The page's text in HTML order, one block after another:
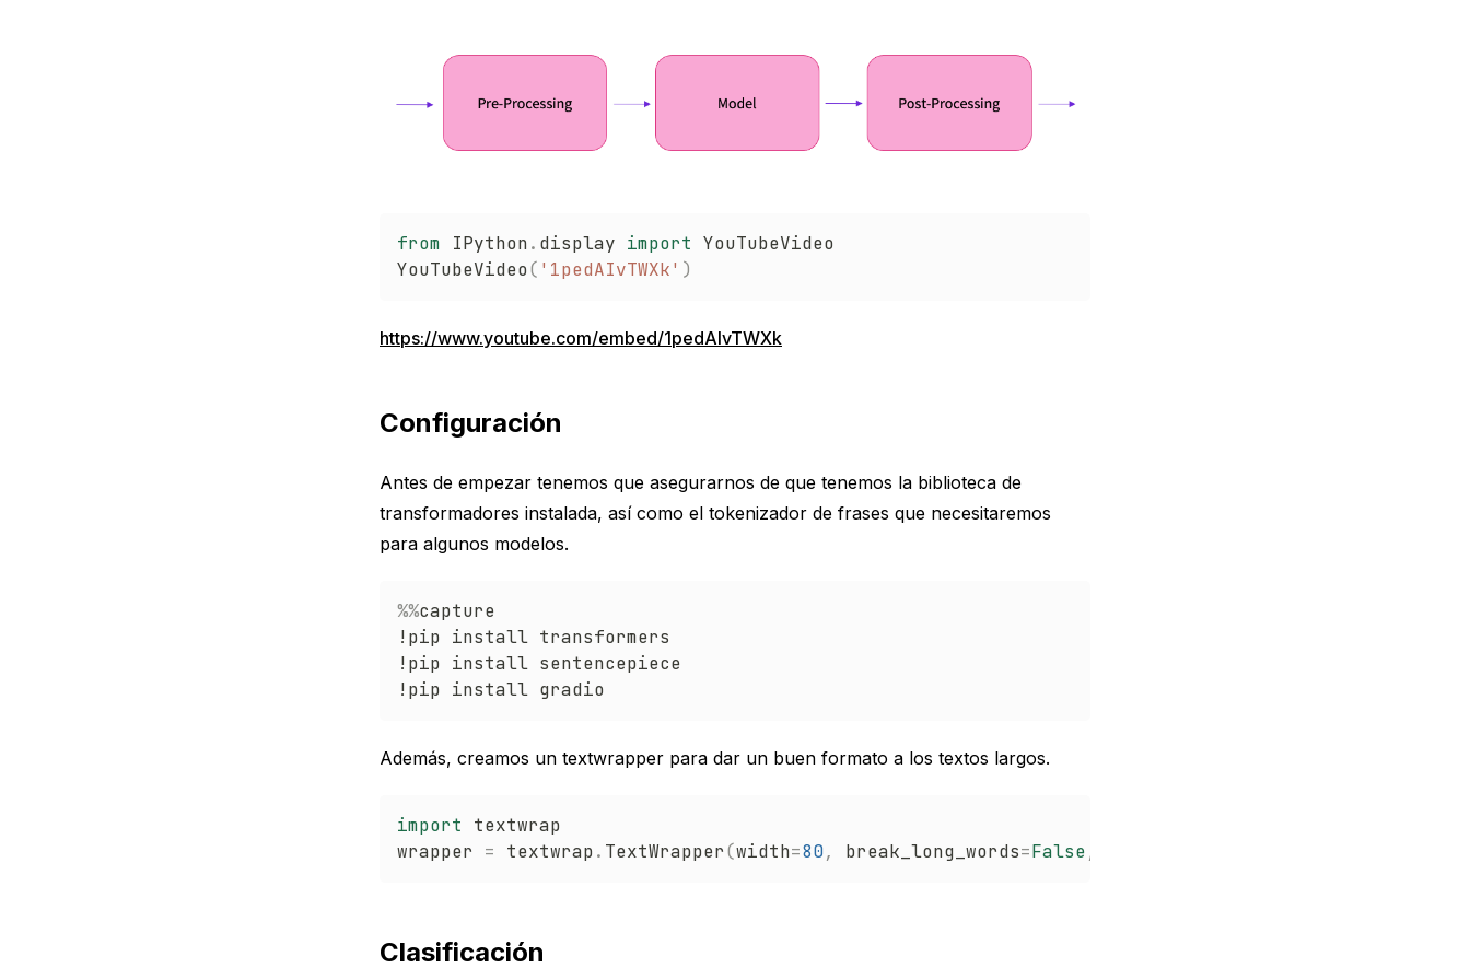
from IPython. display import YouTubeVideo
YouTubeVideo( '1pedAIvTWXk' )
https://www.youtube.com/embed/1pedAIvTWXk
Configuración
Antes de empezar tenemos que asegurarnos de que tenemos la biblioteca de
transformadores instalada, así como el tokenizador de frases que necesitaremos
para algunos modelos.
%%capture
!pip install transformers
!pip install sentencepiece
Además, creamos un textwrapper para dar un buen formato a los textos largos.
import textwrap
wrapper = textwrap. TextWrapper(width=80, break_long_words=False,
Clasificación